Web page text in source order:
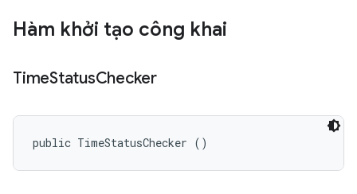
Hàm khởi tạo công khai
TimeStatusChecker
public TimeStatusChecker ()